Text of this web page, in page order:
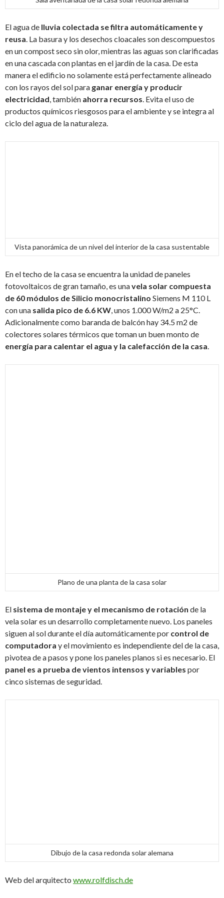
El agua de lluvia colectada se filtra automáticamente y
reusa. La basura y los desechos cloacales son descompuestos
en un compost seco sin olor, mientras las aguas son clarificadas
en una cascada con plantas en el jardín de la casa. De esta
manera el edificio no solamente está perfectamente alineado
con los rayos del sol para ganar energía y producir
electricidad, también ahorra recursos. Evita el uso de
productos químicos riesgosos para el ambiente y se integra al
ciclo del agua de la naturaleza.
Vista panorámica de un nivel del interior de la casa sustentable
En el techo de la casa se encuentra la unidad de paneles
fotovoltaicos de gran tamaño, es unavela solar compuesta
de 60 módulos de Silicio monocristalino Siemens M 110 L
con una salida pico de 6.6 KW, unos 1.000 W/m2 a 25°C.
Adicionalmente como baranda de balcón hay 34.5 m2 de
colectores solares térmicos que toman un buen monto de
energía para calentar el agua y la calefacción de la casa.
Plano de una planta de la casa solar
El sistema de montaje y el mecanismo de rotación de la
vela solar es un desarrollo completamente nuevo. Los paneles
siguen al sol durante el día automáticamente por control de
computadora y el movimiento es independiente del de la casa,
pivotea de a pasos y pone los paneles planos si es necesario. El
panel es a prueba de vientos intensos y variables por
cinco sistemas de seguridad.
Dibujo de la casa redonda solar alemana
Web del arquitecto www.rolfdisch.de